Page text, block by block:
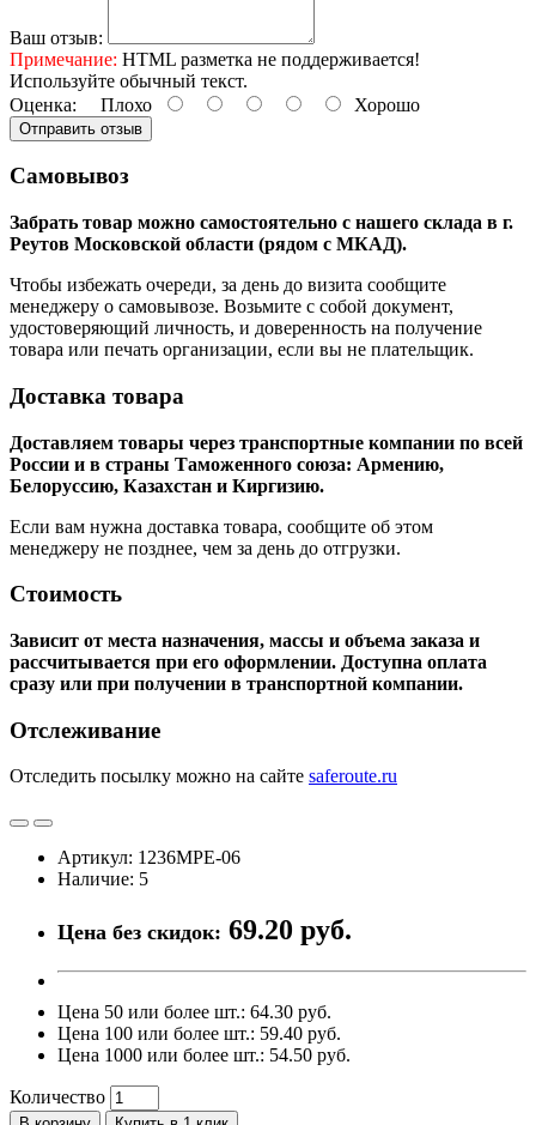
Ваш отзыв:
Примечание: HTML разметка не поддерживается!
Используйте обычный текст.
Оценка: Плохо Хорошо
Отправить отзыв
Самовывоз
Забрать товар можно самостоятельно с нашего склада в г.
Реутов Московской области (рядом с МКАД).
Чтобы избежать очереди, за день до визита сообщите
менеджеру о самовывозе. Возьмите с собой документ,
удостоверяющий личность, и доверенность на получение
товара или печать организации, если вы не плательщик.
Доставка товара
Доставляем товары через транспортные компании по всей
России и в страны Таможенного союза: Армению,
Белоруссию, Казахстан и Киргизию.
Если вам нужна доставка товара, сообщите об этом
менеджеру не позднее, чем за день до отгрузки.
Стоимость
Зависит от места назначения, массы и объема заказа и
рассчитывается при его оформлении. Доступна оплата
сразу или при получении в транспортной компании.
Отслеживание
Отследить посылку можно на сайте saferoute.ru
Артикул: 1236MPE-06
Наличие: 5
Цена без скидок: 69.20 руб.
Цена 50 или более шт.: 64.30 руб.
Цена 100 или более шт.: 59.40 руб.
Цена 1000 или более шт.: 54.50 руб.
Количество